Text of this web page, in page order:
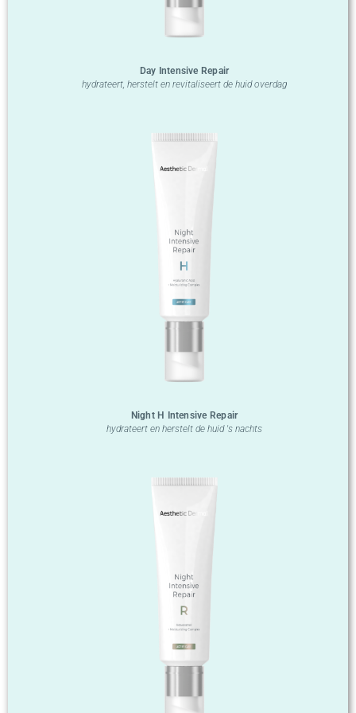
Day Intensive Repair
hydrateert, herstelt en revitaliseert de huid overdag
Night H Intensive Repair
hydrateert en herstelt de huid 's nachts